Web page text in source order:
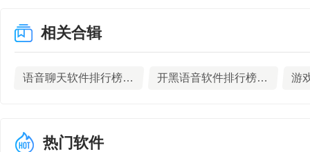
相关合辑
语音聊天软件排行榜TOP10下载 开黑语音软件排行榜TOP10下载
热门软件